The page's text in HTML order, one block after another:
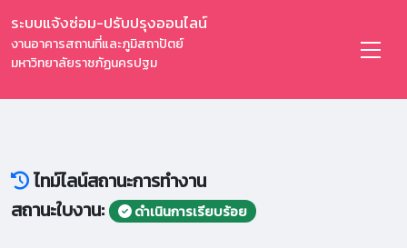
ระบบแจ้งซ่อม-ปรับปรุงออนไลน์
งานอาคารสถานที่และภูมิสถาปัตย์
มหาวิทยาลัยราชภัฏนครปฐม
ไทม์ไลน์สถานะการทำงาน
สถานะใบงาน:
ดำเนินการเรียบร้อย